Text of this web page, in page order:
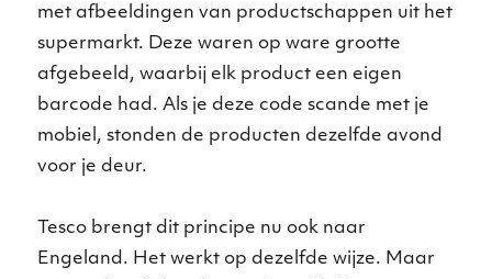
met afbeeldingen van productschappen uit het
supermarkt. Deze waren op ware grootte
afgebeeld, waarbij elk product een eigen
barcode had. Als je deze code scande met je
mobiel, stonden de producten dezelfde avond
voor je deur.
Tesco brengt dit principe nu ook naar
Engeland. Het werkt op dezelfde wijze. Maar